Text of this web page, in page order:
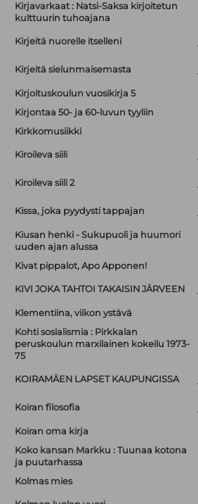
Kirjavarkaat : Natsi-Saksa kirjoitetun
kulttuurin tuhoajana
Kirjeitä nuorelle itselleni
Kirjeitä sielunmaisemasta
Kirjoituskoulun vuosikirja 5
Kirjontaa 50- ja 60-luvun tyyliin
Kirkkomusiikki
Kiroileva siili
Kiroileva siili 2
Kissa, joka pyydysti tappajan
Kiusan henki - Sukupuoli ja huumori
uuden ajan alussa
Kivat pippalot, Apo Apponen!
KIVI JOKA TAHTOI TAKAISIN JÄRVEEN
Klementiina, viikon ystävä
Kohti sosialismia : Pirkkalan
peruskoulun marxilainen kokeilu 1973-
75
KOIRAMÄEN LAPSET KAUPUNGISSA
Koiran filosofia
Koiran oma kirja
Koko kansan Markku : Tuunaa kotona
ja puutarhassa
Kolmas mies